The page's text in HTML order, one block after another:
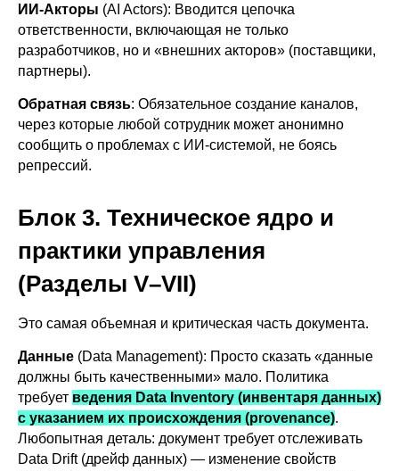
ИИ-Акторы (AI Actors): Вводится цепочка
ответственности, включающая не только
разработчиков, но и «внешних акторов» (поставщики,
партнеры).
Обратная связь: Обязательное создание каналов,
через которые любой сотрудник может анонимно
сообщить о проблемах с ИИ-системой, не боясь
репрессий.
Блок 3. Техническое ядро и
практики управления
(Разделы V–VII)
Это самая объемная и критическая часть документа.
Данные (Data Management): Просто сказать «данные
должны быть качественными» мало. Политика
требует ведения Data Inventory (инвентаря данных)
с указанием их происхождения (provenance).
Любопытная деталь: документ требует отслеживать
Data Drift (дрейф данных) — изменение свойств